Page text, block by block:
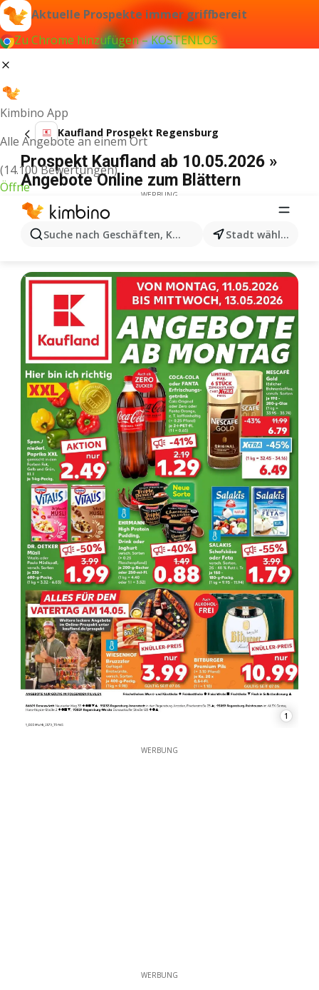
Aktuelle Prospekte immer griffbereit
Zu Chrome hinzufügen – KOSTENLOS
Kimbino App
Alle Angebote an einem Ort
(14.100 Bewertungen)
Öffne
Suche nach Geschäften, Kategorien, Produkten...
Stadt wählen
Kaufland Prospekt Regensburg
Prospekt Kaufland ab 10.05.2026 »
Angebote Online zum Blättern
WERBUNG
1
WERBUNG
WERBUNG